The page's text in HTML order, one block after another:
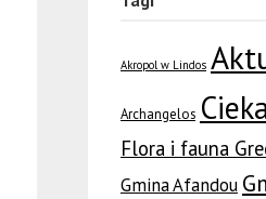
Akropol w Lindos
Archangelos
Flora i fauna
Gmina Afandou